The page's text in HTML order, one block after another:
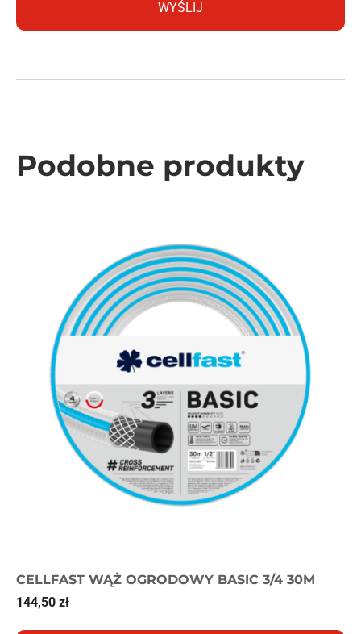
Podobne produkty
CELLFAST WĄŻ OGRODOWY BASIC 3/4 30M
144,50 zł